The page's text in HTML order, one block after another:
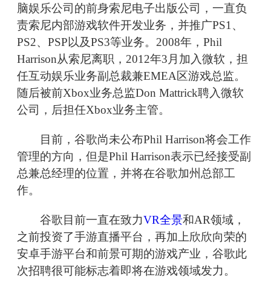
脑娱乐公司的前身索尼电子出版公司，一直负
责索尼内部游戏软件开发业务，并推广PS1、
PS2、PSP以及PS3等业务。2008年，Phil
Harrison从索尼离职，2012年3月加入微软，担
任互动娱乐业务副总裁兼EMEA区游戏总监。
随后被前Xbox业务总监Don Mattrick聘入微软
公司，后担任Xbox业务主管。
目前，谷歌尚未公布Phil Harrison将会工作
管理的方向，但是Phil Harrison表示已经接受副
总兼总经理的位置，并将在谷歌加州总部工
作。
谷歌目前一直在致力VR全景和AR领域，
之前投资了手游直播平台，再加上欣欣向荣的
安卓手游平台和前景可期的游戏产业，谷歌此
次招聘很可能标志着即将在游戏领域发力。